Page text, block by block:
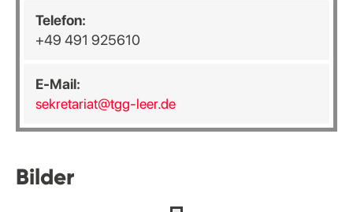
Telefon:
+49 491 925610
E-Mail:
sekretariat@tgg-leer.de
Bilder